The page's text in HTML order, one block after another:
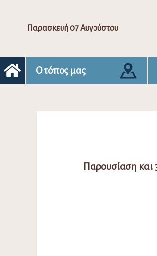
Παρασκευή 07 Αυγούστου
Ο τόπος μας
Παρουσίαση και